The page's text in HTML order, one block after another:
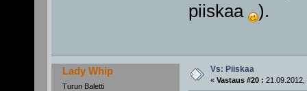
piiskaa
).
Lady Whip
Turun Baletti
Vs: Piiskaa
« Vastaus #20 : 21.09.2012,